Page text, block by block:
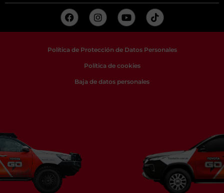
Política de Protección de Datos Personales
Política de cookies
Baja de datos personales